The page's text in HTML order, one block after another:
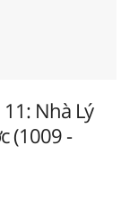
Nhà Lý
(1009 -